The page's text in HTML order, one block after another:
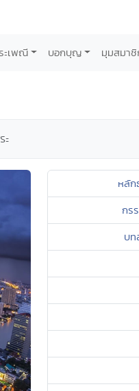
ะเพณี บอกบุญ มุมสมาชิ
ะ
หลัก
กร
บท